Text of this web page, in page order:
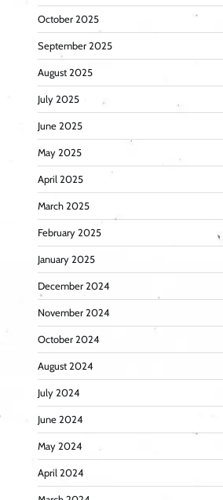
October 2025
September 2025
August 2025
July 2025
June 2025
May 2025
April 2025
March 2025
February 2025
January 2025
December 2024
November 2024
October 2024
August 2024
July 2024
June 2024
May 2024
April 2024